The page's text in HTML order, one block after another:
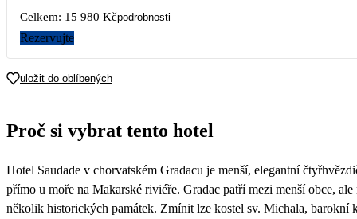
7
14 019
8
14 019
9 10 11 12
12 799 7 990 7 189 7 189 7 189 7 189 7
21
28 29 30
Celkem: 15 980 Kčpodrobnosti
Rezervujte
uložit do oblíbených
Proč si vybrat tento hotel
Hotel Saudade v chorvatském Gradacu je menší, elegantní
přímo u moře na Makarské riviéře. Gradac patří mezi menší obce, ale
několik historických památek. Zmínit lze kostel sv. Michala, barokní